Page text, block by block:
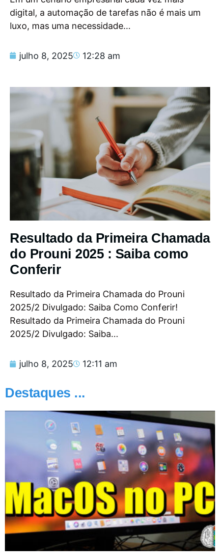
digital, a automação de tarefas não é mais um
luxo, mas uma necessidade...
julho 8, 2025 12:28 am
Resultado da Primeira Chamada
do Prouni 2025 : Saiba como
Conferir
Resultado da Primeira Chamada do Prouni
2025/2 Divulgado: Saiba Como Conferir!
Resultado da Primeira Chamada do Prouni
2025/2 Divulgado: Saiba...
julho 8, 2025 12:11 am
Destaques ...